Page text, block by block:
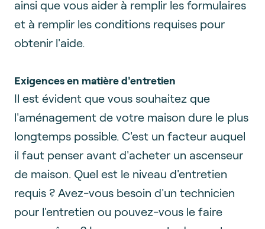
ainsi que vous aider à remplir les formulaires
et à remplir les conditions requises pour
obtenir l'aide.
Exigences en matière d'entretien
Il est évident que vous souhaitez que
l'aménagement de votre maison dure le plus
longtemps possible. C'est un facteur auquel
il faut penser avant d'acheter un ascenseur
de maison. Quel est le niveau d'entretien
requis ? Avez-vous besoin d'un technicien
pour l'entretien ou pouvez-vous le faire